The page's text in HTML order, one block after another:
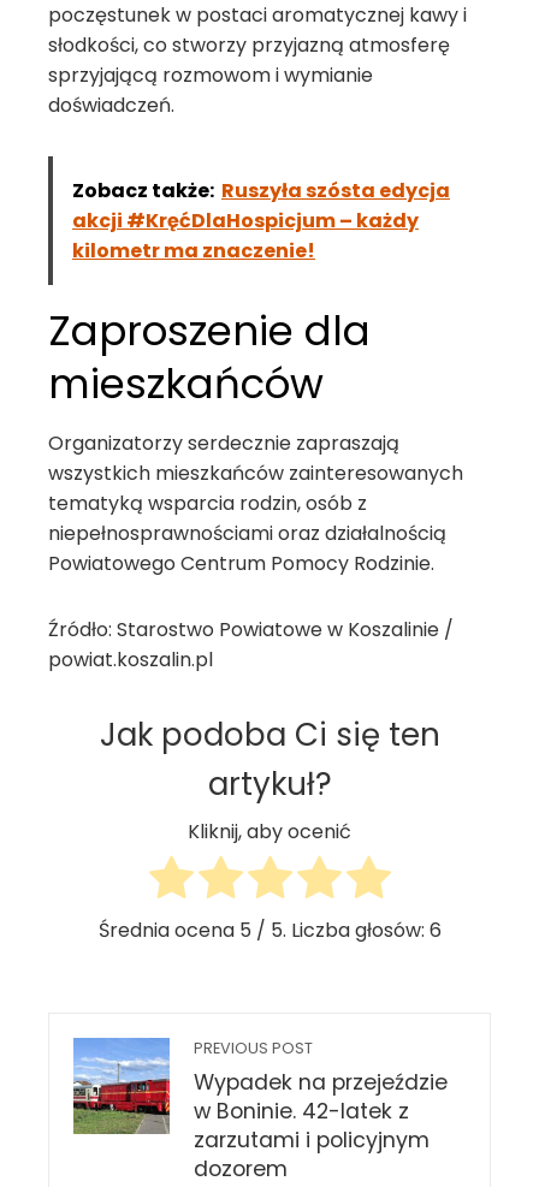
poczęstunek w postaci aromatycznej kawy i
słodkości, co stworzy przyjazną atmosferę
sprzyjającą rozmowom i wymianie
doświadczeń.
Zobacz także: Ruszyła szósta edycja
akcji #KręćDlaHospicjum – każdy
kilometr ma znaczenie!
Zaproszenie dla
mieszkańców
Organizatorzy serdecznie zapraszają
wszystkich mieszkańców zainteresowanych
tematyką wsparcia rodzin, osób z
niepełnosprawnościami oraz działalnością
Powiatowego Centrum Pomocy Rodzinie.
Źródło: Starostwo Powiatowe w Koszalinie /
powiat.koszalin.pl
Jak podoba Ci się ten
artykuł?
Kliknij, aby ocenić
Średnia ocena 5 / 5. Liczba głosów: 6
PREVIOUS POST
Wypadek na przejeździe
w Boninie. 42-latek z
zarzutami i policyjnym
dozorem